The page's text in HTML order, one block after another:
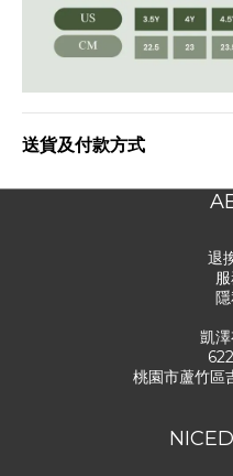
送貨及付款方式
退
凱
桃園市蘆竹區